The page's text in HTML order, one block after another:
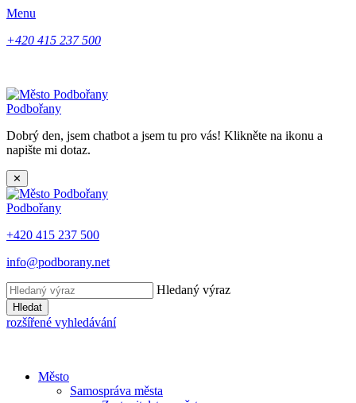
Menu
+420 415 237 500
Podbořany
Dobrý den, jsem chatbot a jsem tu pro vás! Klikněte na ikonu a
napište mi dotaz.
✕
Podbořany
+420 415 237 500
info@podborany.net
Hledaný výraz
Hledat
rozšířené vyhledávání
Město
Samospráva města